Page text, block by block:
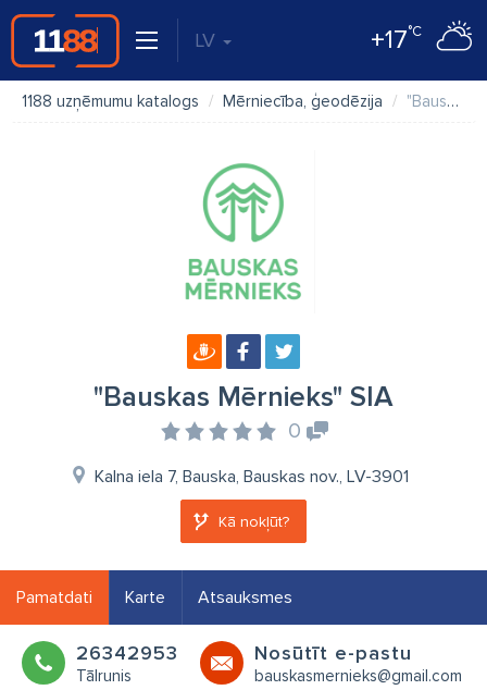
LV +17°C
1188 uzņēmumu katalogs Mērniecība, ģeodēzija "Bauskas Mērnieks" SIA
"Bauskas Mērnieks" SIA
0
Kalna iela 7, Bauska, Bauskas nov., LV-3901
Kā nokļūt?
Pamatdati Karte Atsauksmes
26342953
Tālrunis
Nosūtīt e-pastu
bauskasmernieks@gmail.com